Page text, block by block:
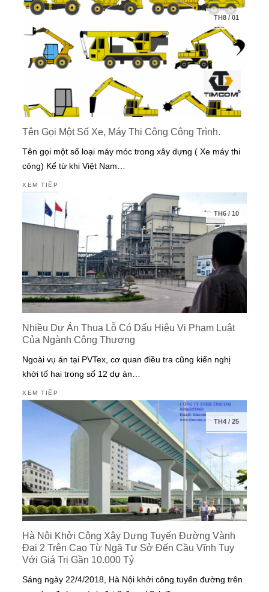
TH8/01
Tên Gọi Một Số Xe, Máy Thi Công Công Trình.
Tên gọi một số loại máy móc trong xây dựng ( Xe máy thi
công) Kể từ khi Việt Nam…
XEM TIẾP
TH6/ 10
Nhiều Dự Án Thua Lỗ Có Dấu Hiệu Vi Phạm Luật
Của Ngành Công Thương
Ngoài vụ án tại PVTex, cơ quan điều tra cũng kiến nghị
khởi tố hai trong số 12 dự án…
XEM TIẾP
TH4/ 25
Hà Nội Khởi Công Xây Dựng Tuyến Đường Vành
Đai 2 Trên Cao Từ Ngã Tư Sở Đến Cầu Vĩnh Tuy
Với Giá Trị Gần 10.000 Tỷ
Sáng ngày 22/4/2018, Hà Nội khởi công tuyến đường trên